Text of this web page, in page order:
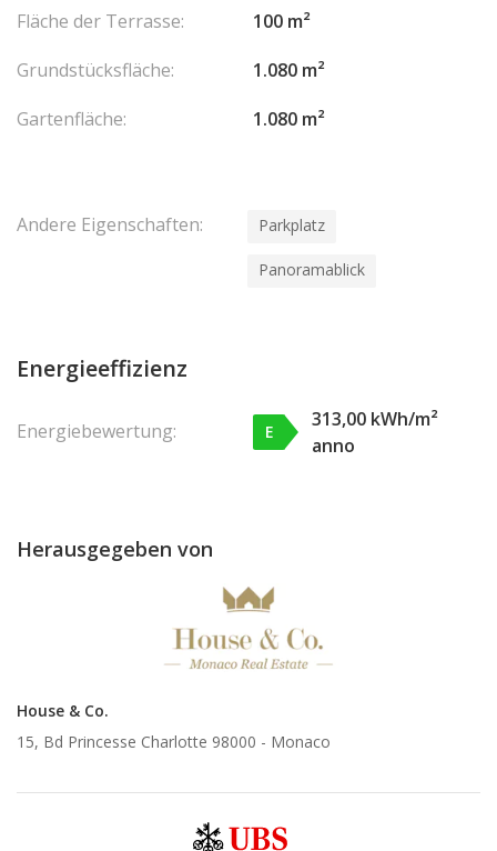
Fläche der Terrasse:
100 m²
Grundstücksfläche:
1.080 m²
Gartenfläche:
1.080 m²
Andere Eigenschaften: Parkplatz
Panoramablick
Energieeffizienz
Energiebewertung: E
313,00 kWh/m²
anno
Herausgegeben von
House & Co.
15, Bd Princesse Charlotte 98000 - Monaco